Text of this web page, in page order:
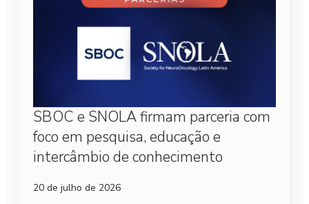
SBOC e SNOLA firmam parceria com
foco em pesquisa, educação e
intercâmbio de conhecimento
20 de julho de 2026